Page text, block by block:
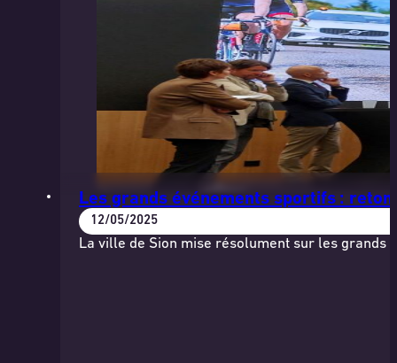
Les grands événements sportifs :
12/05/2025
La ville de Sion mise résolument sur les